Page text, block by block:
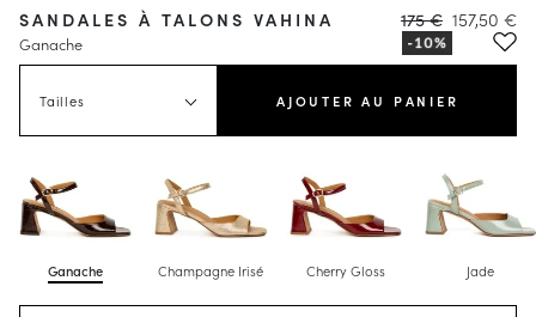
SANDALES À TALONS VAHINA
Ganache
175 € 157,50 €
Tailles AJOUTER AU PANIER
Ganache Champagne Irisé Cherry Gloss Jade